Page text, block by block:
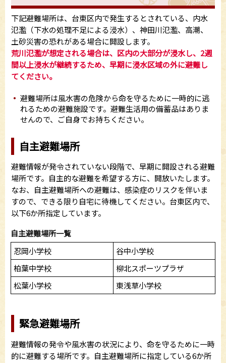
下記避難場所は、台東区内で発生するとされている、内水
氾濫（下水の処理不足による浸水）、神田川氾濫、高潮、
土砂災害の恐れがある場合に開設します。
荒川氾濫が想定される場合は、区内の大部分が浸水し、2週
間以上浸水が継続するため、早期に浸水区域の外に避難し
てください。
避難場所は風水害の危険から命を守るために一時的に逃
れるための避難施設です。避難生活用の備蓄品はありま
せんので、ご自身でお持ちください。
自主避難場所
避難情報が発令されていない段階で、早期に開設される避難
場所です。自主的な避難を希望する方に、開放いたします。
なお、自主避難場所への避難は、感染症のリスクを伴いま
すので、できる限り自宅に待機してください。台東区内で、
以下6か所指定しています。
自主避難場所一覧
忍岡小学校
谷中小学校
柏葉中学校
柳北スポーツプラザ
松葉小学校
東浅草小学校
緊急避難場所
避難情報の発令や風水害の状況により、命を守るために一時
的に避難する場所です。自主避難場所に指定している6か所